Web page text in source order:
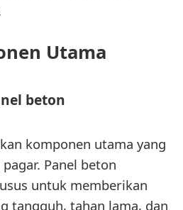
Utama
beton
komponen utama yang
Panel beton
untuk memberikan
tangguh, tahan lama, dan